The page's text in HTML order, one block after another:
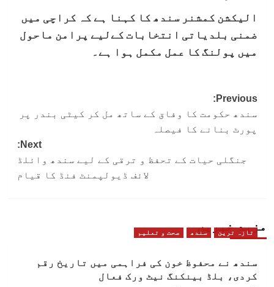
الیکشن کمشنر سندھ کا کہنا ہے کہ کراچی میں
ضمنی بلدیاتی انتخابات کےلیے پرامن ماحول
میں پولنگ کا عمل مکمل ہوا ہے۔
Post
navigation
Previous:
سندھ حکومت کا وفاق کے ساتھ مل کر کیٹی بندر پر
پورٹ بنانے کا فیصلہ
Next:
جنگلی حیات کے تحفظ و ترقی کے لیے سندھ وائلڈ
لائف ڈیولپمنٹ فنڈ کا قیام
مزید خبریں
تازہ ترین سندھ صحت و تعلیم
سندھ نے محفوظ خون کی فراہمی میں تاریخ رقم
کردی، بلڈ بینکنگ نیٹ ورک فعال